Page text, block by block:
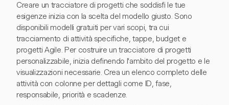
Creare un tracciatore di progetti che soddisfi le tue
esigenze inizia con la scelta del modello giusto. Sono
disponibili modelli gratuiti per vari scopi, tra cui
tracciamento di attività specifiche, tappe, budget e
progetti Agile. Per costruire un tracciatore di progetti
personalizzabile, inizia definendo l'ambito del progetto e le
visualizzazioni necessarie. Crea un elenco completo delle
attività con colonne per dettagli come ID, fase,
responsabile, priorità e scadenze.